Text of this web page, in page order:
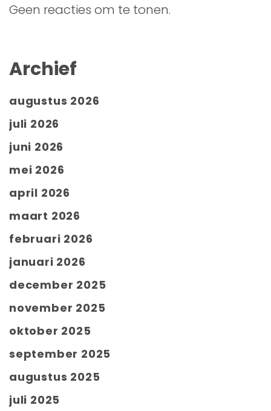
Geen reacties om te tonen.
Archief
augustus 2026
juli 2026
juni 2026
mei 2026
april 2026
maart 2026
februari 2026
januari 2026
december 2025
november 2025
oktober 2025
september 2025
augustus 2025
juli 2025